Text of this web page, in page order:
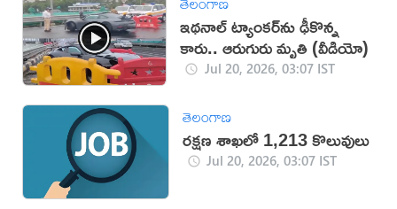
ఇథనాల్ ట్యాంకర్‌ను ఢీకొన్న
కారు.. ఆరుగురు మృతి (వీడియో)
Jul 20, 2026, 03:07 IST
తెలంగాణ
రక్షణ శాఖలో 1,213 కొలువులు
Jul 20, 2026, 03:07 IST